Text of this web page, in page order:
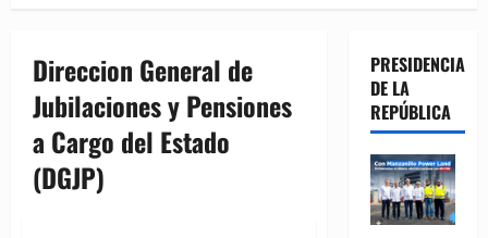
Direccion General de
Jubilaciones y Pensiones
a Cargo del Estado
(DGJP)
PRESIDENCIA
DE LA
REPÚBLICA